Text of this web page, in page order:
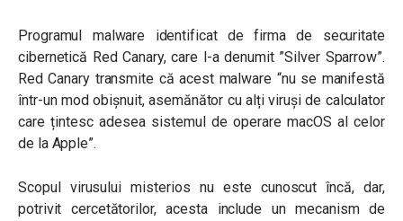
Programul malware identificat de firma de securitate
cibernetică Red Canary, care l-a denumit ”Silver Sparrow”.
Red Canary transmite că acest malware “nu se manifestă
într-un mod obișnuit, asemănător cu alți viruși de calculator
care țintesc adesea sistemul de operare macOS al celor
de la Apple”.
Scopul virusului misterios nu este cunoscut încă, dar,
potrivit cercetătorilor, acesta include un mecanism de